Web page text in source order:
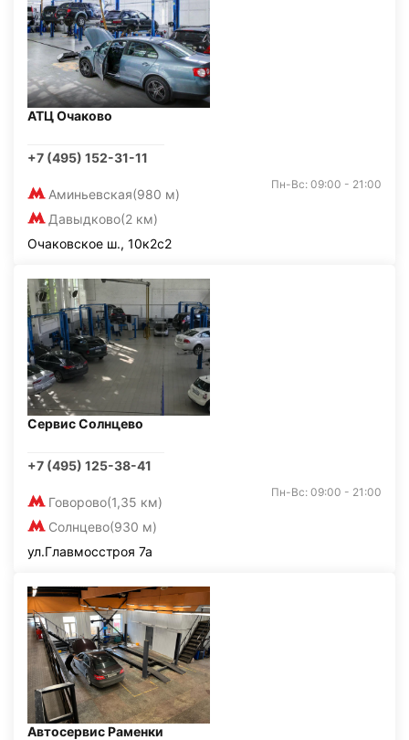
АТЦ Очаково
+7 (495) 152-31-11
Аминьевская(980 м)
Давыдково(2 км)
Пн-Вс: 09:00 - 21:00
Очаковское ш., 10к2с2
Сервис Солнцево
+7 (495) 125-38-41
Говорово(1,35 км)
Солнцево(930 м)
Пн-Вс: 09:00 - 21:00
ул.Главмосстроя 7а
Автосервис Раменки